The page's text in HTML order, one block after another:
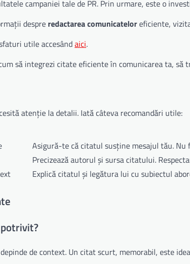
campaniei tale de PR. Prin urmare, este o
despre redactarea comunicateloreficiente,
utile accesândaici.
să integrezi citate eficiente în comunicarea ta, să
atenție la detalii. Iată câteva recomandări utile:
Asigură-te că citatul susține mesajul tău.
Precizează autorul și sursa citatului.
Explică citatul și legătura lui cu subiectul
de context. Un citat scurt, memorabil, este